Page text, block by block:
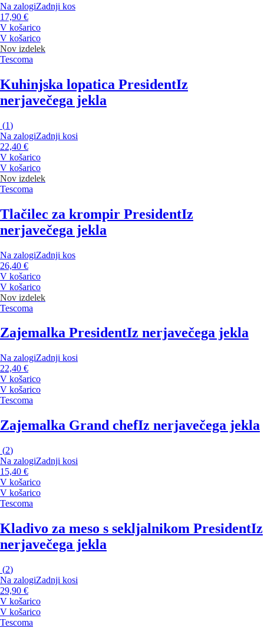
Na zalogiZadnji kos
17,90 €
V košarico
V košarico
Nov izdelek
Tescoma
Kuhinjska lopatica PresidentIz
nerjavečega jekla
(1)
Na zalogiZadnji kosi
22,40 €
V košarico
V košarico
Nov izdelek
Tescoma
Tlačilec za krompir PresidentIz
nerjavečega jekla
Na zalogiZadnji kos
26,40 €
V košarico
V košarico
Nov izdelek
Tescoma
Zajemalka PresidentIz nerjavečega jekla
Na zalogiZadnji kosi
22,40 €
V košarico
V košarico
Tescoma
Zajemalka Grand chefIz nerjavečega jekla
(2)
Na zalogiZadnji kosi
15,40 €
V košarico
V košarico
Tescoma
Kladivo za meso s sekljalnikom PresidentIz
nerjavečega jekla
(2)
Na zalogiZadnji kosi
29,90 €
V košarico
V košarico
Tescoma